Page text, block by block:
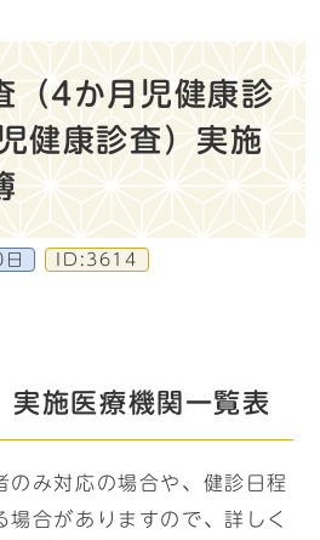
（4か月児健康診
健康診査）実施
ID:3614
施医療機関一覧表
のみ対応の場合や、健診日程
場合がありますので、詳しく